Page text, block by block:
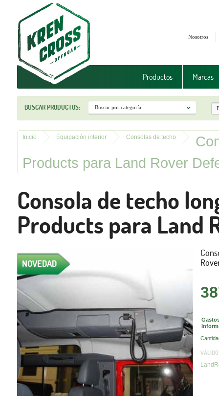
Nosotros
Productos Marcas
BUSCAR PRODUCTOS:
Inicio Equipación interior Consolas de techo
Products para Land Rover
Consola de techo
Products para Land
NOVEDAD